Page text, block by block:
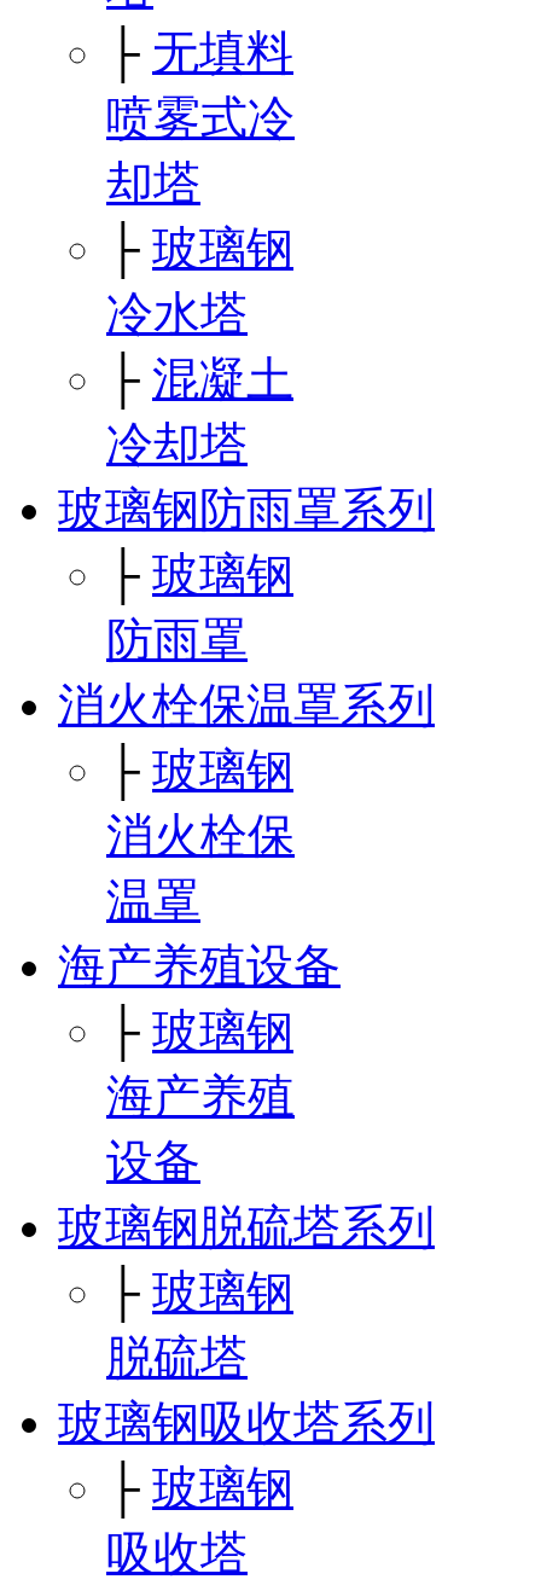
├ 无填料
喷雾式冷
却塔
├ 玻璃钢
冷水塔
├ 混凝土
冷却塔
玻璃钢防雨罩系列
├ 玻璃钢
防雨罩
消火栓保温罩系列
├ 玻璃钢
消火栓保
温罩
海产养殖设备
├ 玻璃钢
海产养殖
设备
玻璃钢脱硫塔系列
├ 玻璃钢
脱硫塔
玻璃钢吸收塔系列
├ 玻璃钢
吸收塔